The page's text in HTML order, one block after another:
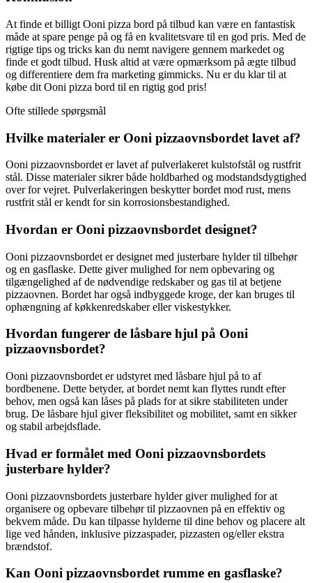
At finde et billigt Ooni pizza bord på tilbud kan være en fantastisk
måde at spare penge på og få en kvalitetsvare til en god pris. Med de
rigtige tips og tricks kan du nemt navigere gennem markedet og
finde et godt tilbud. Husk altid at være opmærksom på ægte tilbud
og differentiere dem fra marketing gimmicks. Nu er du klar til at
købe dit Ooni pizza bord til en rigtig god pris!
Ofte stillede spørgsmål
Hvilke materialer er Ooni pizzaovnsbordet lavet af?
Ooni pizzaovnsbordet er lavet af pulverlakeret kulstofstål og rustfrit
stål. Disse materialer sikrer både holdbarhed og modstandsdygtighed
over for vejret. Pulverlakeringen beskytter bordet mod rust, mens
rustfrit stål er kendt for sin korrosionsbestandighed.
Hvordan er Ooni pizzaovnsbordet designet?
Ooni pizzaovnsbordet er designet med justerbare hylder til tilbehør
og en gasflaske. Dette giver mulighed for nem opbevaring og
tilgængelighed af de nødvendige redskaber og gas til at betjene
pizzaovnen. Bordet har også indbyggede kroge, der kan bruges til
ophængning af køkkenredskaber eller viskestykker.
Hvordan fungerer de låsbare hjul på Ooni
pizzaovnsbordet?
Ooni pizzaovnsbordet er udstyret med låsbare hjul på to af
bordbenene. Dette betyder, at bordet nemt kan flyttes rundt efter
behov, men også kan låses på plads for at sikre stabiliteten under
brug. De låsbare hjul giver fleksibilitet og mobilitet, samt en sikker
og stabil arbejdsflade.
Hvad er formålet med Ooni pizzaovnsbordets
justerbare hylder?
Ooni pizzaovnsbordets justerbare hylder giver mulighed for at
organisere og opbevare tilbehør til pizzaovnen på en effektiv og
bekvem måde. Du kan tilpasse hylderne til dine behov og placere alt
lige ved hånden, inklusive pizzaspader, pizzasten og/eller ekstra
brændstof.
Kan Ooni pizzaovnsbordet rumme en gasflaske?